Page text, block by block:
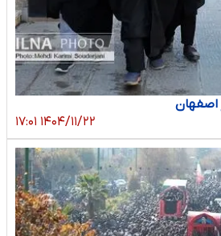
۱۴۰۴/۱۱/۲۲ ۱۷:۰۱